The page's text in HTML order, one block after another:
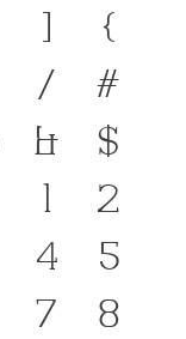
{
/
#
&
$
1
2
4
5
7
8